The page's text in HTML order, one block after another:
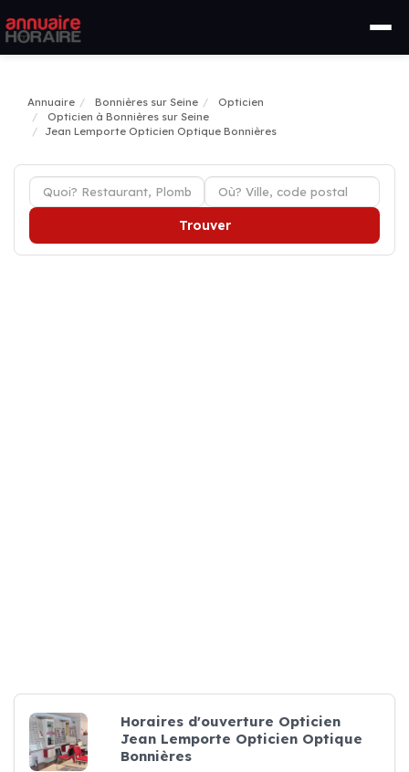
Annuaire Bonnières sur Seine
Opticien
Opticien à Bonnières sur Seine
Jean Lemporte Opticien Optique Bonnières
Trouver
Horaires d'ouverture Opticien
Jean Lemporte Opticien Optique
Bonnières